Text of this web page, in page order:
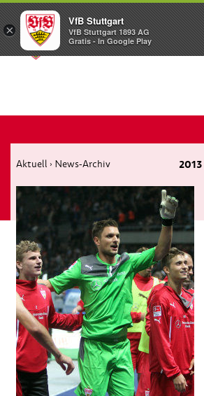
Aktuell › News-Archiv 2013
×
VfB Stuttgart
VfB Stuttgart 1893 AG
Gratis - In Google Play